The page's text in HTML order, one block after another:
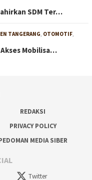
SDM Ter…
TANGERANG OTOMOTIF
Mobilisa…
REDAKSI
PRIVACY POLICY
MEDIA SIBER
Twitter